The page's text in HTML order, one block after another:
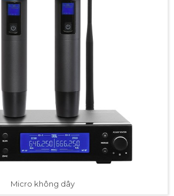
Micro không dây